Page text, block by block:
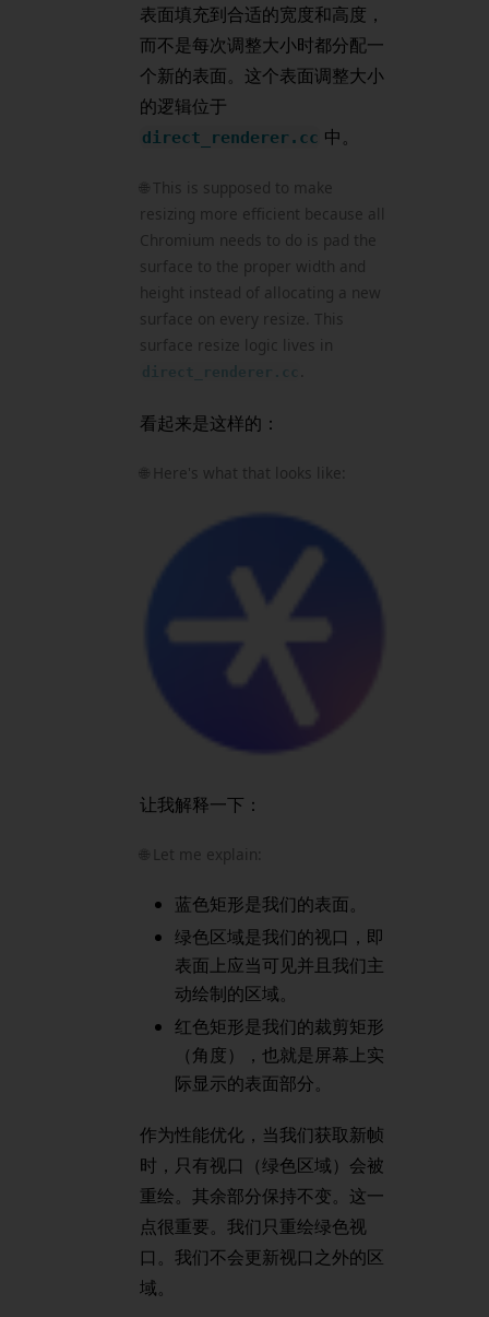
表面填充到合适的宽度和高度，
而不是每次调整大小时都分配一
个新的表面。这个表面调整大小
的逻辑位于
direct_renderer.cc 中。
🌐 This is supposed to make
resizing more efficient because all
Chromium needs to do is pad the
surface to the proper width and
height instead of allocating a new
surface on every resize. This
surface resize logic lives in
direct_renderer.cc
看起来是这样的：
🌐 Here's what that looks like:
让我解释一下：
🌐 Let me explain:
蓝色矩形是我们的表面。
绿色区域是我们的视口，即
表面上应当可见并且我们主
动绘制的区域。
红色矩形是我们的裁剪矩形
（角度），也就是屏幕上实
际显示的表面部分。
作为性能优化，当我们获取新帧
时，只有视口（绿色区域）会被
重绘。其余部分保持不变。这一
点很重要。我们只重绘绿色视
口。我们不会更新视口之外的区
域。